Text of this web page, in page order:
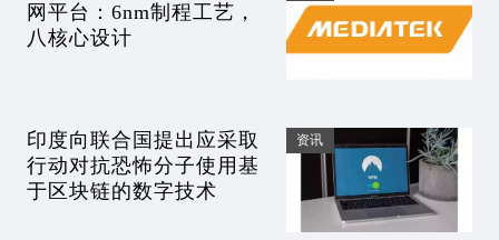
网平台：6nm制程工艺，
八核心设计
印度向联合国提出应采取
行动对抗恐怖分子使用基
于区块链的数字技术
资讯